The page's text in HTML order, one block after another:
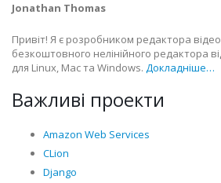
Jonathan Thomas
Привіт! Я є розробником редактора
безкоштовного нелінійного редактора
для Linux, Mac та Windows. Докладніше…
Важливі проекти
Amazon Web Services
CLion
Django